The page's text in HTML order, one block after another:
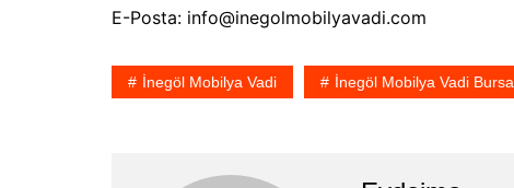
E-Posta: info@inegolmobilyavadi.com
İnegöl Mobilya Vadi İnegöl Mobilya Vadi Bursa